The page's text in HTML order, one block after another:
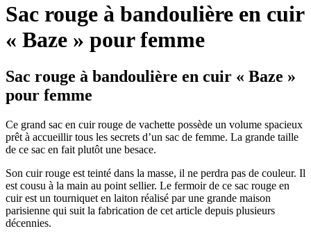
Sac rouge à bandoulière en cuir
« Baze » pour femme
Sac rouge à bandoulière en cuir « Baze »
pour femme
Ce grand sac en cuir rouge de vachette possède un volume spacieux
prêt à accueillir tous les secrets d’un sac de femme. La grande taille
de ce sac en fait plutôt une besace.
Son cuir rouge est teinté dans la masse, il ne perdra pas de couleur. Il
est cousu à la main au point sellier. Le fermoir de ce sac rouge en
cuir est un tourniquet en laiton réalisé par une grande maison
parisienne qui suit la fabrication de cet article depuis plusieurs
décennies.